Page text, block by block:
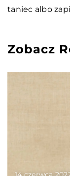
taniec albo
Zobacz